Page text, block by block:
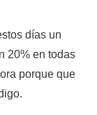
días un
20% en todas
porque que